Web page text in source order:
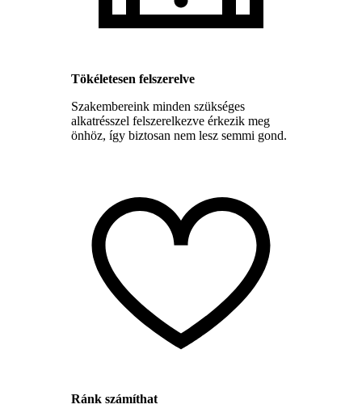
Tökéletesen felszerelve
Szakembereink minden szükséges
alkatrésszel felszerelkezve érkezik meg
önhöz, így biztosan nem lesz semmi gond.
Ránk számíthat